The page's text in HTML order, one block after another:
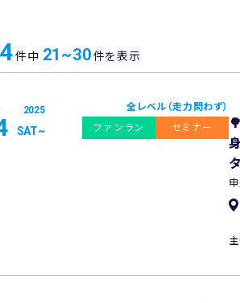
件中 21~30件を表示
2025
SAT~
全レベル（走力問わず）
ファンラン
セミナー